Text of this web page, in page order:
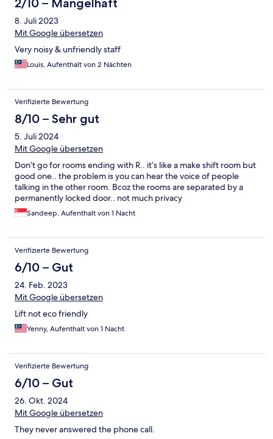
2/10 – Mangelhaft
8. Juli 2023
Mit Google übersetzen
Very noisy & unfriendly staff
Louis, Aufenthalt von 2 Nächten
Verifizierte Bewertung
8/10 – Sehr gut
5. Juli 2024
Mit Google übersetzen
Don’t go for rooms ending with R.. it’s like a make shift room but
good one.. the problem is you can hear the voice of people
talking in the other room. Bcoz the rooms are separated by a
permanently locked door.. not much privacy
Sandeep, Aufenthalt von 1 Nacht
Verifizierte Bewertung
6/10 – Gut
24. Feb. 2023
Mit Google übersetzen
Lift not eco friendly
Yenny, Aufenthalt von 1 Nacht
Verifizierte Bewertung
6/10 – Gut
26. Okt. 2024
Mit Google übersetzen
They never answered the phone call.